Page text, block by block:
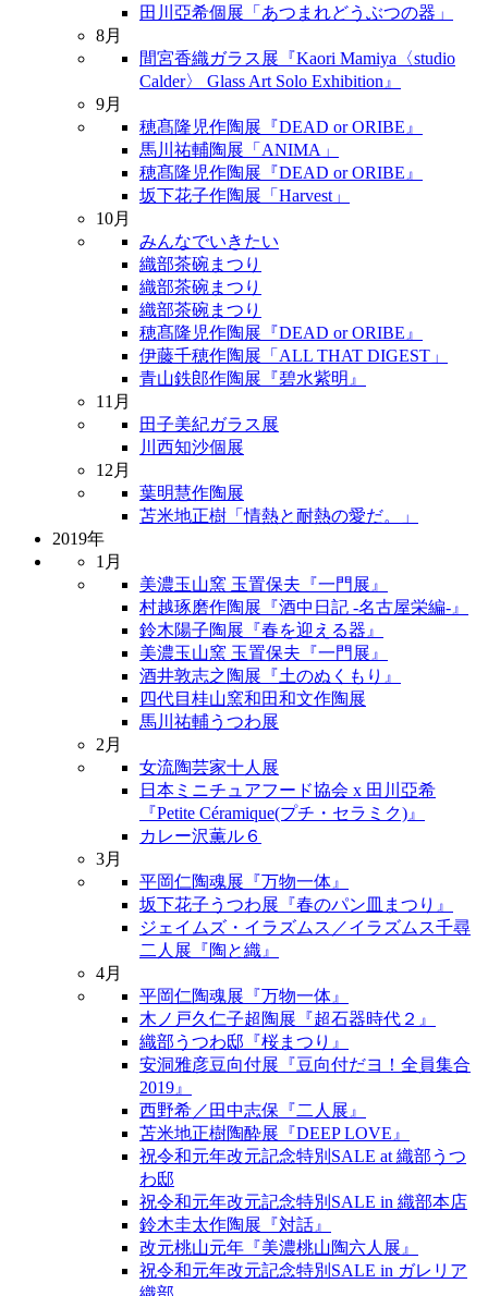
田川亞希個展「あつまれどうぶつの器」
8月
間宮香織ガラス展『Kaori Mamiya〈studio
Calder〉 Glass Art Solo Exhibition』
9月
穂髙隆児作陶展『DEAD or ORIBE』
馬川祐輔陶展「ANIMA」
穂髙隆児作陶展『DEAD or ORIBE』
坂下花子作陶展「Harvest」
10月
みんなでいきたい
織部茶碗まつり
織部茶碗まつり
織部茶碗まつり
穂髙隆児作陶展『DEAD or ORIBE』
伊藤千穂作陶展「ALL THAT DIGEST」
青山鉄郎作陶展『碧水紫明』
11月
田子美紀ガラス展
川西知沙個展
12月
葉明慧作陶展
苫米地正樹「情熱と耐熱の愛だ。」
2019年
1月
美濃玉山窯 玉置保夫『一門展』
村越琢磨作陶展『酒中日記 -名古屋栄編-』
鈴木陽子陶展『春を迎える器』
美濃玉山窯 玉置保夫『一門展』
酒井敦志之陶展『土のぬくもり』
四代目桂山窯和田和文作陶展
馬川祐輔うつわ展
2月
女流陶芸家十人展
日本ミニチュアフード協会 x 田川亞希
『Petite Céramique(プチ・セラミク)』
カレー沢薫ル６
3月
平岡仁陶魂展『万物一体』
坂下花子うつわ展『春のパン皿まつり』
ジェイムズ・イラズムス／イラズムス千尋
二人展『陶と織』
4月
平岡仁陶魂展『万物一体』
木ノ戸久仁子超陶展『超石器時代２』
織部うつわ邸『桜まつり』
安洞雅彦豆向付展『豆向付だヨ！全員集合
2019』
西野希／田中志保『二人展』
苫米地正樹陶酔展『DEEP LOVE』
祝令和元年改元記念特別SALE at 織部うつ
わ邸
祝令和元年改元記念特別SALE in 織部本店
鈴木圭太作陶展『対話』
改元桃山元年『美濃桃山陶六人展』
祝令和元年改元記念特別SALE in ガレリア